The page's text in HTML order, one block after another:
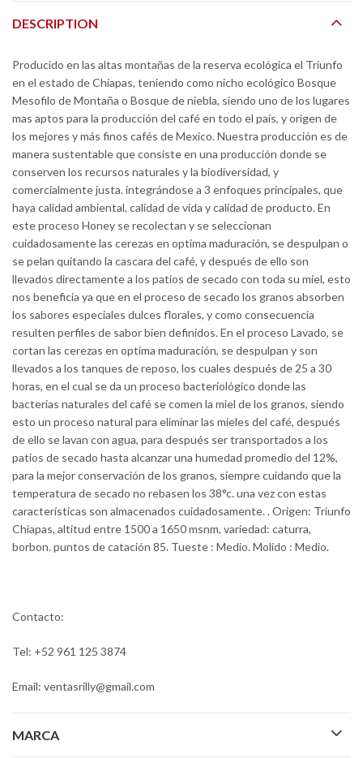
DESCRIPTION
Producido en las altas montañas de la reserva ecológica el Triunfo
en el estado de Chiapas, teniendo como nicho ecológico Bosque
Mesofilo de Montaña o Bosque de niebla, siendo uno de los lugares
mas aptos para la producción del café en todo el país, y origen de
los mejores y más finos cafés de Mexico. Nuestra producción es de
manera sustentable que consiste en una producción donde se
conserven los recursos naturales y la biodiversidad, y
comercialmente justa. integrándose a 3 enfoques principales, que
haya calidad ambiental, calidad de vida y calidad de producto. En
este proceso Honey se recolectan y se seleccionan
cuidadosamente las cerezas en optima maduración, se despulpan o
se pelan quitando la cascara del café, y después de ello son
llevados directamente a los patios de secado con toda su miel, esto
nos beneficia ya que en el proceso de secado los granos absorben
los sabores especiales dulces florales, y como consecuencia
resulten perfiles de sabor bien definidos. En el proceso Lavado, se
cortan las cerezas en optima maduración, se despulpan y son
llevados a los tanques de reposo, los cuales después de 25 a 30
horas, en el cual se da un proceso bacteriológico donde las
bacterias naturales del café se comen la miel de los granos, siendo
esto un proceso natural para eliminar las mieles del café, después
de ello se lavan con agua, para después ser transportados a los
patios de secado hasta alcanzar una humedad promedio del 12%,
para la mejor conservación de los granos, siempre cuidando que la
temperatura de secado no rebasen los 38°c. una vez con estas
características son almacenados cuidadosamente. . Origen: Triunfo
Chiapas, altitud entre 1500 a 1650 msnm, variedad: caturra,
borbon. puntos de catación 85. Tueste : Medio. Molido : Medio.
Contacto:
Tel: +52 961 125 3874
Email: ventasrilly@gmail.com
MARCA